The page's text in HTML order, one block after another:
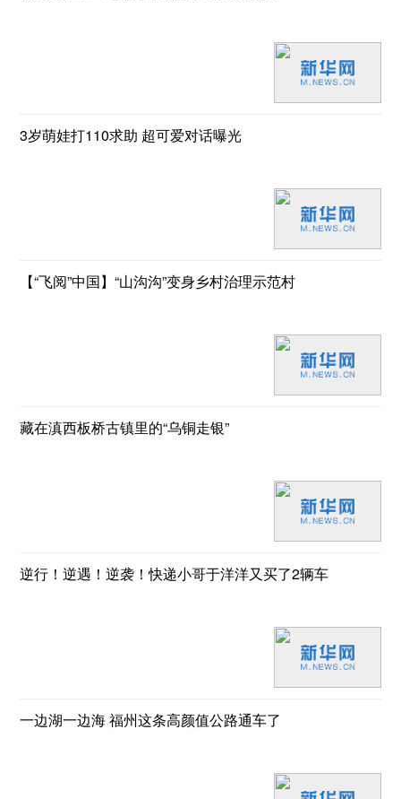
3岁萌娃打110求助 超可爱对话曝光
【“飞阅”中国】“山沟沟”变身乡村治理示范村
藏在滇西板桥古镇里的“乌铜走银”
逆行！逆遇！逆袭！快递小哥于洋洋又买了2辆车
一边湖一边海 福州这条高颜值公路通车了